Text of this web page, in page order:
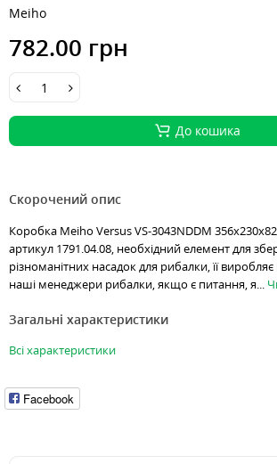
Meiho
782.00 грн
До кошика
Скорочений опис
Коробка Meiho Versus VS-3043NDDM
артикул 1791.04.08, необхідний елемент для
різноманітних насадок для рибалки, її
наші менеджери рибалки, якщо є питання, я...
Загальні характеристики
Всі характеристики
Facebook